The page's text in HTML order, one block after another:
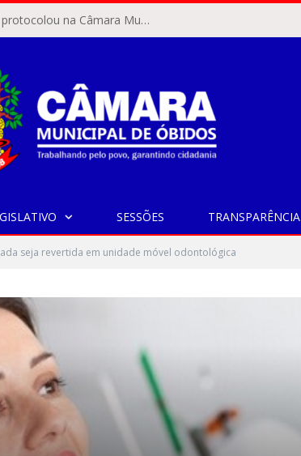
O vereador Rylder Ribeiro Afonso (PSD) protocolou na Câmara Municipal de Óbidos o Requerimento nº 346/2026.
SESSÕES TRANSPARÊNCIA
seja revertida em unidade móvel odontológica